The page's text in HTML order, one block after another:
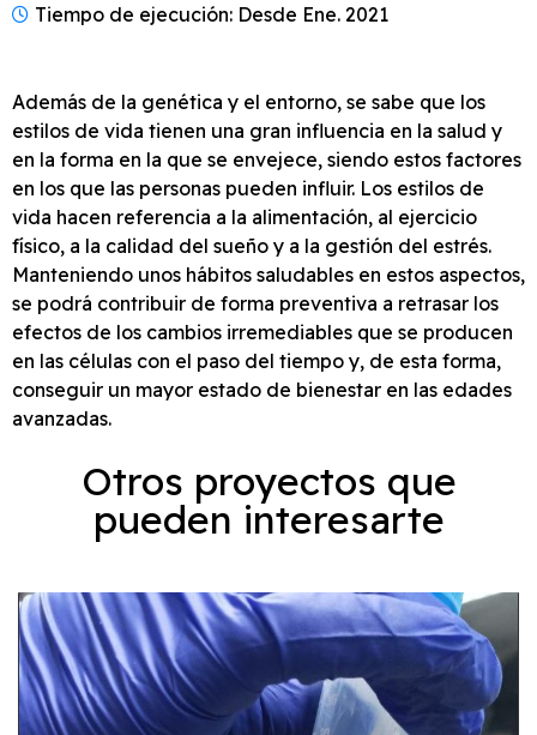
Tiempo de ejecución: Desde Ene. 2021
Además de la genética y el entorno, se sabe que los
estilos de vida tienen una gran influencia en la salud y
en la forma en la que se envejece, siendo estos factores
en los que las personas pueden influir. Los estilos de
vida hacen referencia a la alimentación, al ejercicio
físico, a la calidad del sueño y a la gestión del estrés.
Manteniendo unos hábitos saludables en estos aspectos,
se podrá contribuir de forma preventiva a retrasar los
efectos de los cambios irremediables que se producen
en las células con el paso del tiempo y, de esta forma,
conseguir un mayor estado de bienestar en las edades
avanzadas.
Otros proyectos que
pueden interesarte